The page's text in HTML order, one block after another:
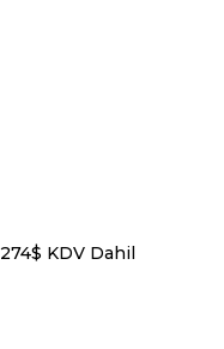
274$ KDV Dahil